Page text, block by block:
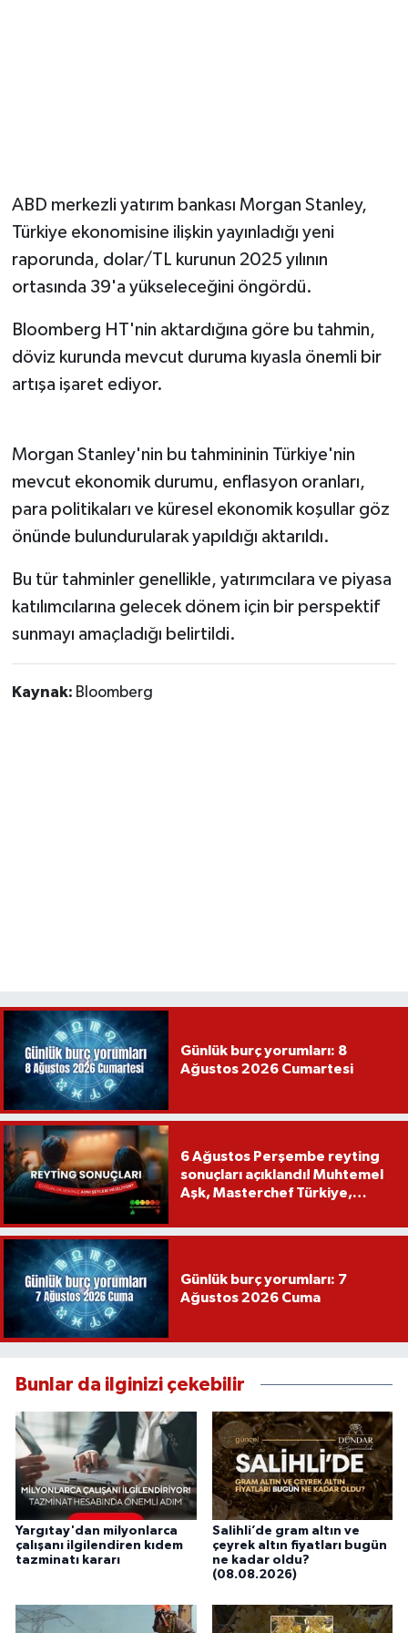
ABD merkezli yatırım bankası Morgan Stanley,
Türkiye ekonomisine ilişkin yayınladığı yeni
raporunda, dolar/TL kurunun 2025 yılının
ortasında 39'a yükseleceğini öngördü.
Bloomberg HT'nin aktardığına göre bu tahmin,
döviz kurunda mevcut duruma kıyasla önemli bir
artışa işaret ediyor.
Morgan Stanley'nin bu tahmininin Türkiye'nin
mevcut ekonomik durumu, enflasyon oranları,
para politikaları ve küresel ekonomik koşullar göz
önünde bulundurularak yapıldığı aktarıldı.
Bu tür tahminler genellikle, yatırımcılara ve piyasa
katılımcılarına gelecek dönem için bir perspektif
sunmayı amaçladığı belirtildi.
Kaynak: Bloomberg
Günlük burç yorumları: 8
Ağustos 2026 Cumartesi
6 Ağustos Perşembe reyting
sonuçları açıklandı! Muhtemel
Aşk, Masterchef Türkiye,
Günlük burç yorumları: 7
Ağustos 2026 Cuma
Bunlar da ilginizi çekebilir
Yargıtay'dan milyonlarca
çalışanı ilgilendiren kıdem
tazminatı kararı
Salihli’de gram altın ve
çeyrek altın fiyatları bugün
ne kadar oldu?
(08.08.2026)